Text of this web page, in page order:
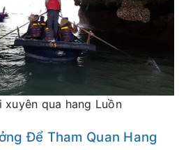
xuyên qua hang Luồn
Để Tham Quan Hang